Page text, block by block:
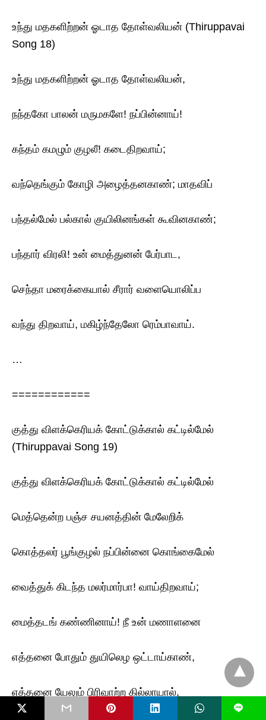
உந்து மதகளிற்றன் ஓடாத தோள்வலியன் (Thiruppavai
Song 18)
உந்து மதகளிற்றன் ஓடாத தோள்வலியன்,
நந்தகோ பாலன் மருமகளே! நப்பின்னாய்!
கந்தம் கமழும் குழலீ! கடைதிறவாய்;
வந்தெங்கும் கோழி அழைத்தனகாண்; மாதவிப்
பந்தல்மேல் பல்கால் குயிலினங்கள் கூவினகாண்;
பந்தார் விரலி! உன் மைத்துனன் பேர்பாட,
செந்தா மரைக்கையால் சீரார் வளையொலிப்ப
வந்து திறவாய், மகிழ்ந்தேலோ ரெம்பாவாய்.
…
============
குத்து விளக்கெரியக் கோட்டுக்கால் கட்டில்மேல்
(Thiruppavai Song 19)
குத்து விளக்கெரியக் கோட்டுக்கால் கட்டில்மேல்
மெத்தென்ற பஞ்ச சயனத்தின் மேலேறிக்
கொத்தலர் பூங்குழல் நப்பின்னை கொங்கைமேல்
வைத்துக் கிடந்த மலர்மார்பா! வாய்திறவாய்;
மைத்தடங் கண்ணினாய்! நீ உன் மணாளனை
எத்தனை போதும் துயிலெழ ஒட்டாய்காண்,
எத்தனை யேலும் பிரிவாற்ற கில்லாயால்,